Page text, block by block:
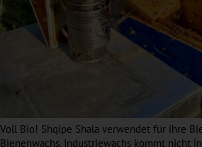
Voll Bio! Shqipe Shala verwendet für ihre
Bienenwachs. Industriewachs kommt nicht